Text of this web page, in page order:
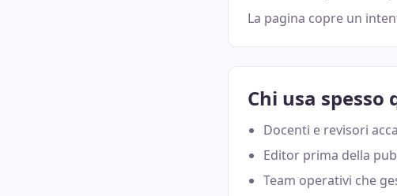
La pagina copre un
Chi usa spesso
Docenti e revisori
Editor prima della
Team operativi che